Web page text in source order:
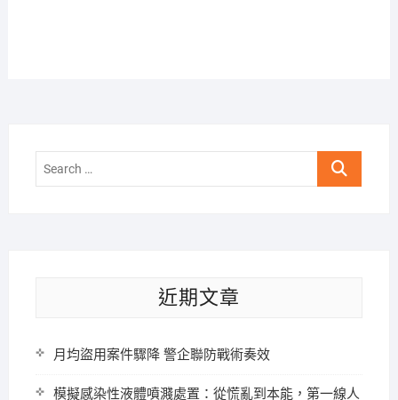
Search
近期文章
月均盜用案件驟降 警企聯防戰術奏效
模擬感染性液體噴濺處置：從慌亂到本能，第一線人